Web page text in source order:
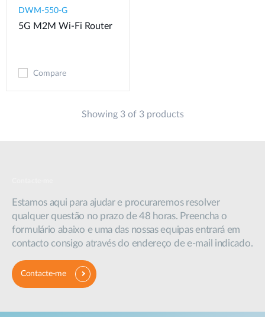
DWM-550-G
5G M2M Wi-Fi Router
Compare
Showing 3 of 3 products
Estamos aqui para ajudar e procuraremos resolver
qualquer questão no prazo de 48 horas. Preencha o
formulário abaixo e uma das nossas equipas entrará em
contacto consigo através do endereço de e-mail indicado.
Contacte-me